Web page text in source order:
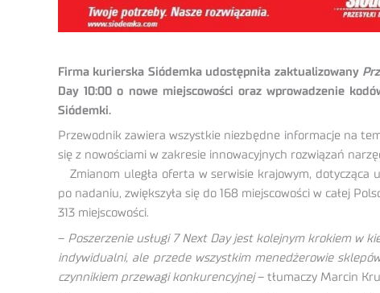
Firma kurierska Siódemka udostępniła zaktualizowany
Day 10:00 o nowe miejscowości oraz wprowadzenie
Siódemki.
Przewodnik zawiera wszystkie niezbędne informacje na
się z nowościami w zakresie innowacyjnych rozwiązań
Zmianom uległa oferta w serwisie krajowym, dotycząca
po nadaniu, zwiększyła się do 168 miejscowości w całej
313 miejscowości.
– Poszerzenie usługi 7 Next Day jest kolejnym krokiem w
indywidualni, ale przede wszystkim menedżerowie
czynnikiem przewagi konkurencyjnej– tłumaczy Marcin